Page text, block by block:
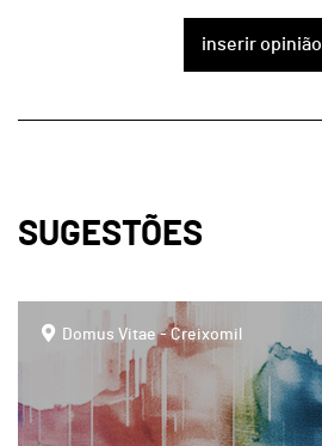
inserir opinião
SUGESTÕES
Domus Vitae - Creixomil